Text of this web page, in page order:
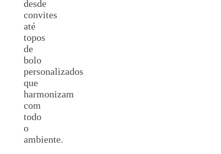
desde
convites
até
topos
de
bolo
personalizados
que
harmonizam
com
todo
o
ambiente.